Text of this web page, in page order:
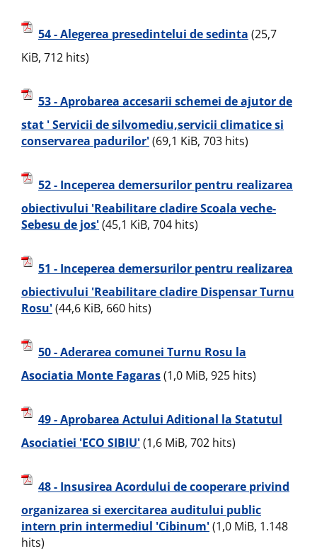
54 - Alegerea presedintelui de sedinta (25,7
KiB, 712 hits)
53 - Aprobarea accesarii schemei de ajutor de
stat ' Servicii de silvomediu,servicii climatice si
conservarea padurilor'(69,1 KiB, 703 hits)
52 - Inceperea demersurilor pentru realizarea
obiectivului 'Reabilitare cladire Scoala veche-
Sebesu de jos'(45,1 KiB, 704 hits)
51 - Inceperea demersurilor pentru realizarea
obiectivului 'Reabilitare cladire Dispensar Turnu
Rosu'(44,6 KiB, 660 hits)
50 - Aderarea comunei Turnu Rosu la
Asociatia Monte Fagaras(1,0 MiB, 925 hits)
49 - Aprobarea Actului Aditional la Statutul
Asociatiei 'ECO SIBIU'(1,6 MiB, 702 hits)
48 - Insusirea Acordului de cooperare privind
organizarea si exercitarea auditului public
intern prin intermediul 'Cibinum'(1,0 MiB, 1.148
hits)